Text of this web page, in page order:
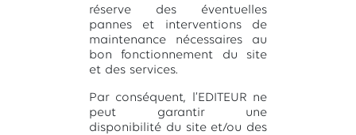
réserve des éventuelles
pannes et interventions de
maintenance nécessaires au
bon fonctionnement du site
et des services.
Par conséquent, l’EDITEUR ne
peut garantir une
disponibilité du site et/ou des